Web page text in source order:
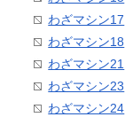
わざマシン17
わざマシン18
わざマシン21
わざマシン23
わざマシン24